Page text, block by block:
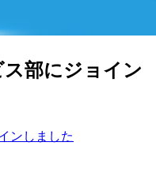
部にジョイン
ンしました